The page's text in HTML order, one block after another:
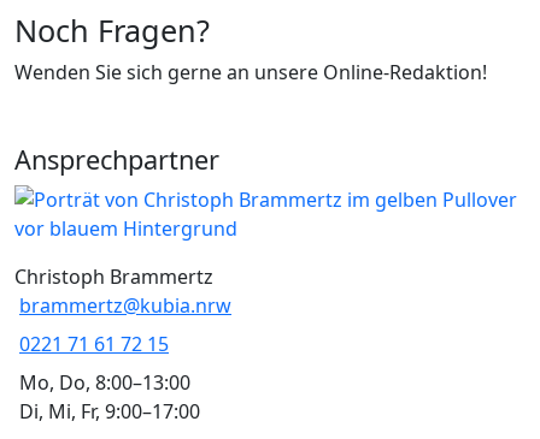
Noch Fragen?
Wenden Sie sich gerne an unsere Online-Redaktion!
Ansprechpartner
Christoph Brammertz
brammertz@kubia.nrw
0221 71 61 72 15
Mo, Do, 8:00–13:00
Di, Mi, Fr, 9:00–17:00